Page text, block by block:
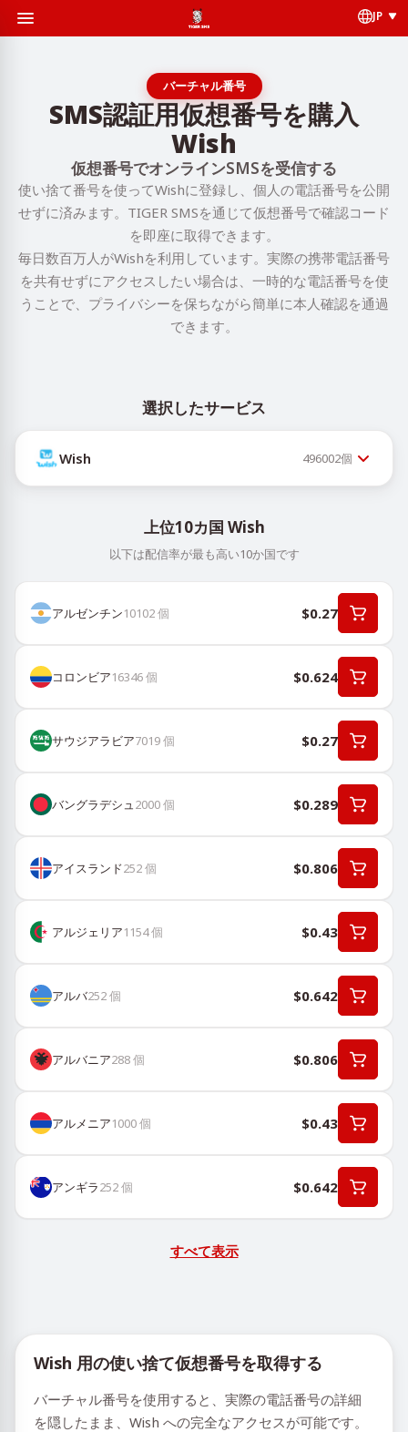
JP
バーチャル番号
SMS認証用仮想番号を購入
Wish
仮想番号でオンラインSMSを受信する
使い捨て番号を使ってWishに登録し、個人の電話番号を公開
せずに済みます。TIGER SMSを通じて仮想番号で確認コード
を即座に取得できます。
毎日数百万人がWishを利用しています。実際の携帯電話番号
を共有せずにアクセスしたい場合は、一時的な電話番号を使
うことで、プライバシーを保ちながら簡単に本人確認を通過
できます。
選択したサービス
Wish 496002個
上位10カ国 Wish
以下は配信率が最も高い10か国です
アルゼンチン10102個 $0.27
コロンビア16346個 $0.624
サウジアラビア7019個 $0.27
バングラデシュ 2000個 $0.289
アイスランド252個 $0.806
アルジェリア1154個 $0.43
アルバ252個 $0.642
アルバニア288個 $0.806
アルメニア1000個 $0.43
アンギラ252個 $0.642
すべて表示
Wish 用の使い捨て仮想番号を取得する
バーチャル番号を使用すると、実際の電話番号の詳細
を隠したまま、Wish への完全なアクセスが可能です。